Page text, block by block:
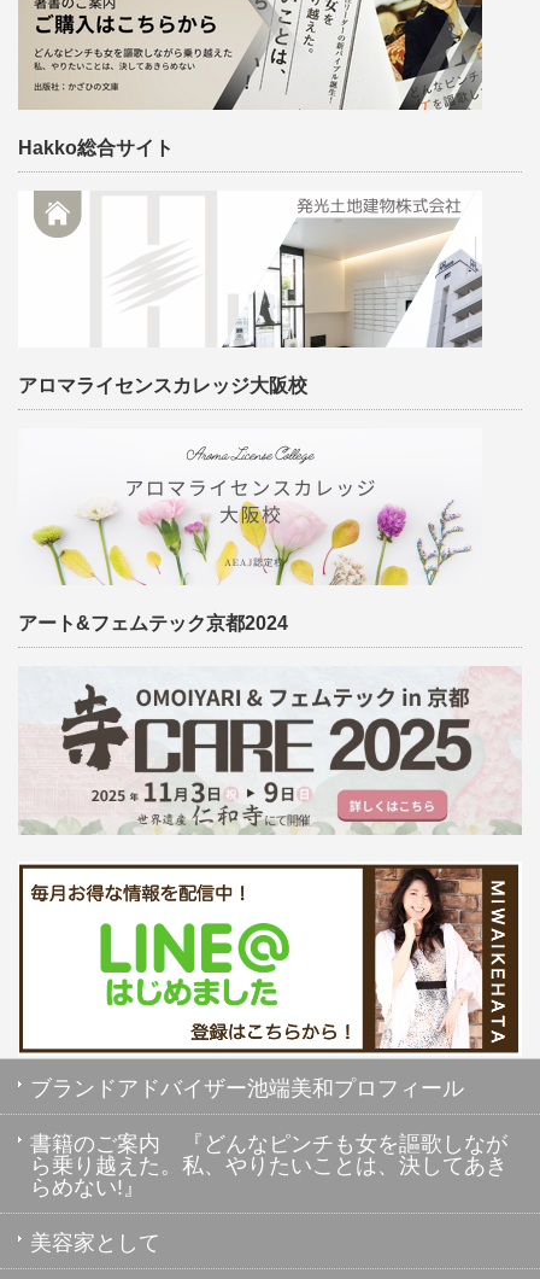
Hakko総合サイト
アロマライセンスカレッジ大阪校
アート&フェムテック京都2024
ブランドアドバイザー池端美和プロフィール
書籍のご案内 『どんなピンチも女を謳歌しなが
ら乗り越えた。私、やりたいことは、決してあき
らめない!』
美容家として